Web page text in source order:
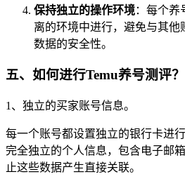
保持独立的操作环境：每个养
离的环境中进行，避免与其
数据的安全性。
五、 如何进行Temu养号测评？
1、独立的买家账号信息。
每一个账号都设置独立的银行卡进
完全独立的个人信息，包含电子邮
止这些数据产生直接关联。